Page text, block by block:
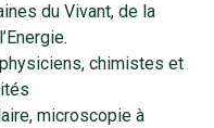
du Vivant, de la
chimistes et
microscopie à